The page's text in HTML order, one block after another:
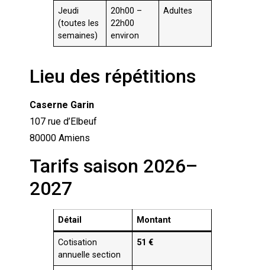
Jeudi
(toutes les
semaines)
20h00 –
22h00
environ
Adultes
Lieu des répétitions
Caserne Garin
107 rue d’Elbeuf
80000 Amiens
Tarifs saison 2026–
2027
Détail Montant
Cotisation
annuelle section
51 €